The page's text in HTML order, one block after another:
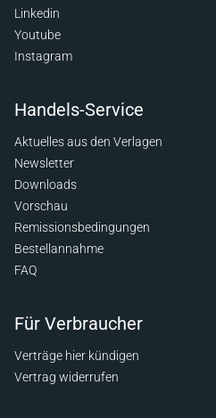
Linkedin
Youtube
Instagram
Handels-Service
Aktuelles aus den Verlagen
Newsletter
Downloads
Vorschau
Remissionsbedingungen
Bestellannahme
FAQ
Für Verbraucher
Verträge hier kündigen
Vertrag widerrufen